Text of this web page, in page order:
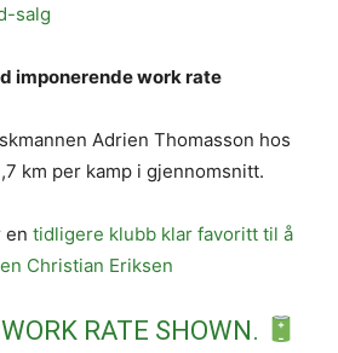
salg
imponerende work rate
Adrien Thomasson hos
km per kamp i gjennomsnitt.
en tidligere klubb klar favoritt til å
Christian Eriksen
RATE SHOWN.